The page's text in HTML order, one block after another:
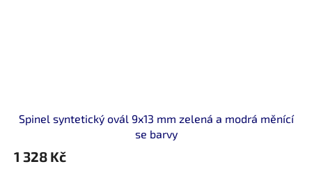
Spinel syntetický ovál 9x13 mm zelená a modrá měnící
se barvy
1 328 Kč